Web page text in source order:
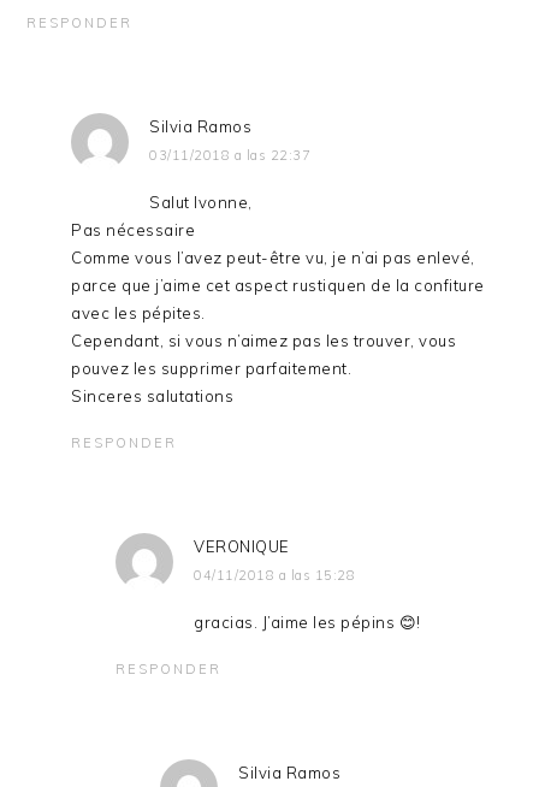
RESPONDER
Silvia Ramos
03/11/2018 a las 22:37
Salut Ivonne,
Pas nécessaire
Comme vous l’avez peut-être vu, je n’ai pas enlevé,
parce que j’aime cet aspect rustiquen de la confiture
avec les pépites.
Cependant, si vous n’aimez pas les trouver, vous
pouvez les supprimer parfaitement.
Sinceres salutations
RESPONDER
VERONIQUE
04/11/2018 a las 15:28
gracias. J’aime les pépins 😊!
RESPONDER
Silvia Ramos